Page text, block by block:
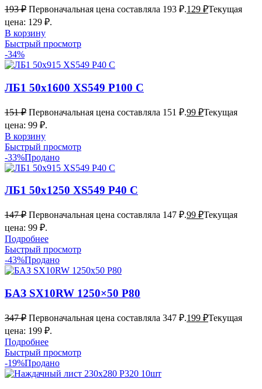
193₽ Первоначальная цена составляла 193 ₽.129 ₽Текущая
цена: 129 ₽.
В корзину
Быстрый просмотр
-34%
ЛБ1 50х1600 XS549 P100 С
151₽ Первоначальная цена составляла 151 ₽.99 ₽Текущая
цена: 99 ₽.
В корзину
Быстрый просмотр
-33%Продано
ЛБ1 50х1250 XS549 P40 С
147₽ Первоначальная цена составляла 147 ₽.99 ₽Текущая
цена: 99 ₽.
Подробнее
Быстрый просмотр
-43%Продано
БАЗ SX10RW 1250×50 P80
347₽ Первоначальная цена составляла 347 ₽.199 ₽Текущая
цена: 199 ₽.
Подробнее
Быстрый просмотр
-19%Продано